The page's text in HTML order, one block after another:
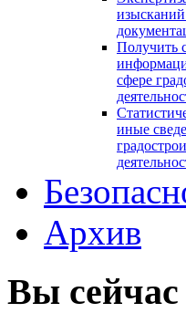
Получить
сфере
иные
Архив
Вы сейчас